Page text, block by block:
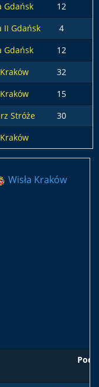
Gdańsk 12
II Gdańsk
4
Gdańsk 12
32
15
Stróże
30
Wisła Kraków